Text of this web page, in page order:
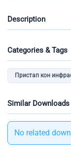
Description
Categories & Tags
Пристап кон
Similar Downloads
No related